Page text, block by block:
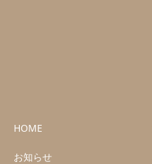
HOME
お知らせ